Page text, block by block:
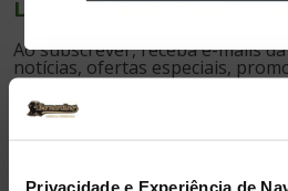
Privacidade e Experiência de
LIGUE-SE À BERNARDINOS
Ao subscrever, receba e-mails
notícias, ofertas especiais,
informações pertinentes.
Li e aceito os termos e